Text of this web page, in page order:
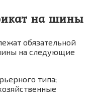
на шины
обязательной
на следующие
типа;